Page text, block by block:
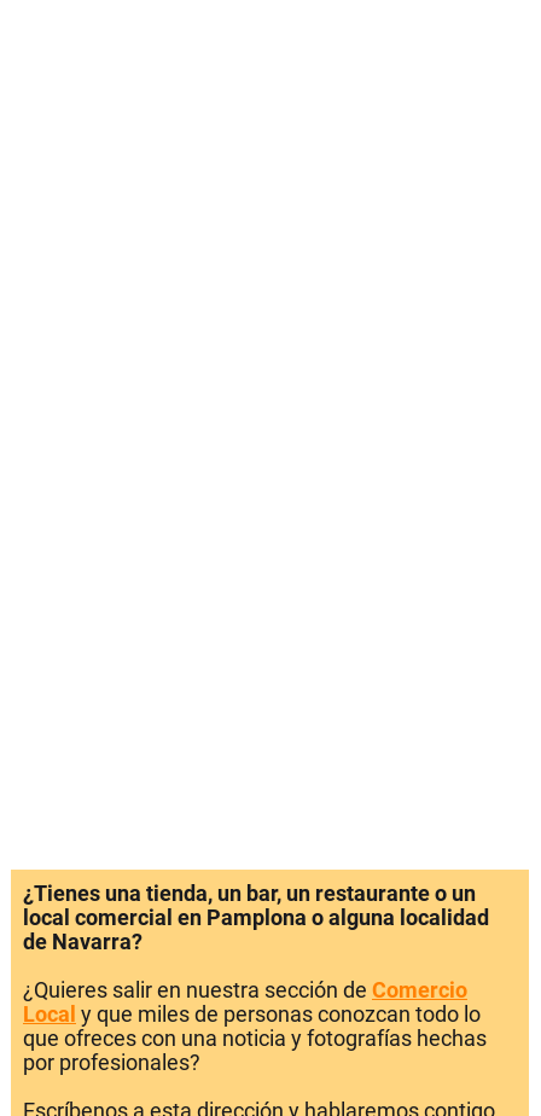
¿Tienes una tienda, un bar, un restaurante o un
local comercial en Pamplona o alguna localidad
de Navarra?
¿Quieres salir en nuestra sección de Comercio
Local y que miles de personas conozcan todo lo
que ofreces con una noticia y fotografías hechas
por profesionales?
Escríbenos a esta dirección y hablaremos contigo